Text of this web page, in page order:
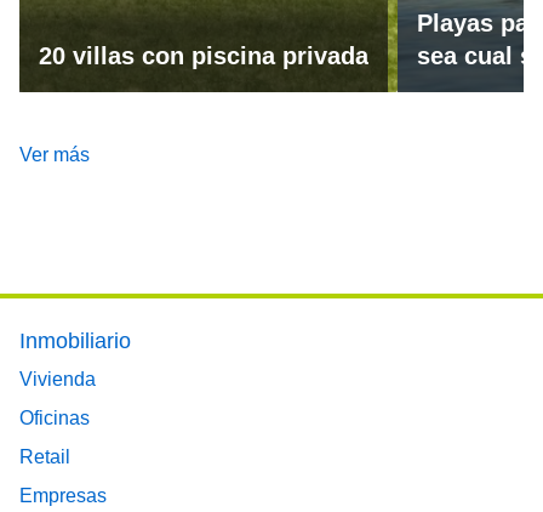
20 villas con piscina privada
Playas
sea cual
Ver más
Footer main menu
Inmobiliario
Vivienda
Oficinas
Retail
Empresas